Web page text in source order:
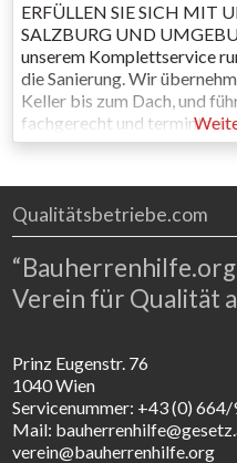
ERFÜLLEN SIE SICH MIT
SALZBURG UND
unserem Komplettservice
die Sanierung. Wir
Keller bis zum Dach, und
fachgerecht und termintreu
WE Bau Team freuen sich
Qualitätsbetriebe.com
“Bauherrenhilfe.org
Verein für Qualität
Prinz Eugenstr. 76
1040 Wien
Servicenummer: +43 (0)
Mail:
verein@bauherrenhilfe.org